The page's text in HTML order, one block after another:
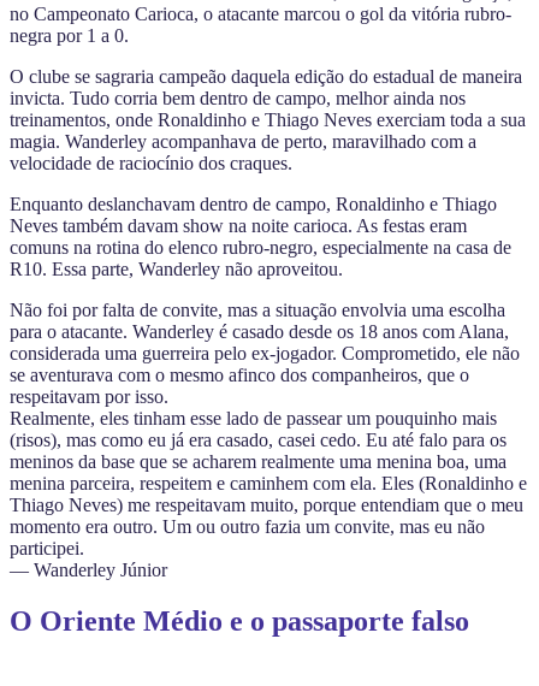
no Campeonato Carioca, o atacante marcou o gol da vitória rubro-
negra por 1 a 0.
O clube se sagraria campeão daquela edição do estadual de maneira
invicta. Tudo corria bem dentro de campo, melhor ainda nos
treinamentos, onde Ronaldinho e Thiago Neves exerciam toda a sua
magia. Wanderley acompanhava de perto, maravilhado com a
velocidade de raciocínio dos craques.
Enquanto deslanchavam dentro de campo, Ronaldinho e Thiago
Neves também davam show na noite carioca. As festas eram
comuns na rotina do elenco rubro-negro, especialmente na casa de
R10. Essa parte, Wanderley não aproveitou.
Não foi por falta de convite, mas a situação envolvia uma escolha
para o atacante. Wanderley é casado desde os 18 anos com Alana,
considerada uma guerreira pelo ex-jogador. Comprometido, ele não
se aventurava com o mesmo afinco dos companheiros, que o
respeitavam por isso.
Realmente, eles tinham esse lado de passear um pouquinho mais
(risos), mas como eu já era casado, casei cedo. Eu até falo para os
meninos da base que se acharem realmente uma menina boa, uma
menina parceira, respeitem e caminhem com ela. Eles (Ronaldinho e
Thiago Neves) me respeitavam muito, porque entendiam que o meu
momento era outro. Um ou outro fazia um convite, mas eu não
participei.
— Wanderley Júnior
O Oriente Médio e o passaporte falso